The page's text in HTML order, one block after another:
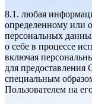
8.1. любая
определенному или
персональных
о себе в процессе
включая
для
специальным
Пользователем на